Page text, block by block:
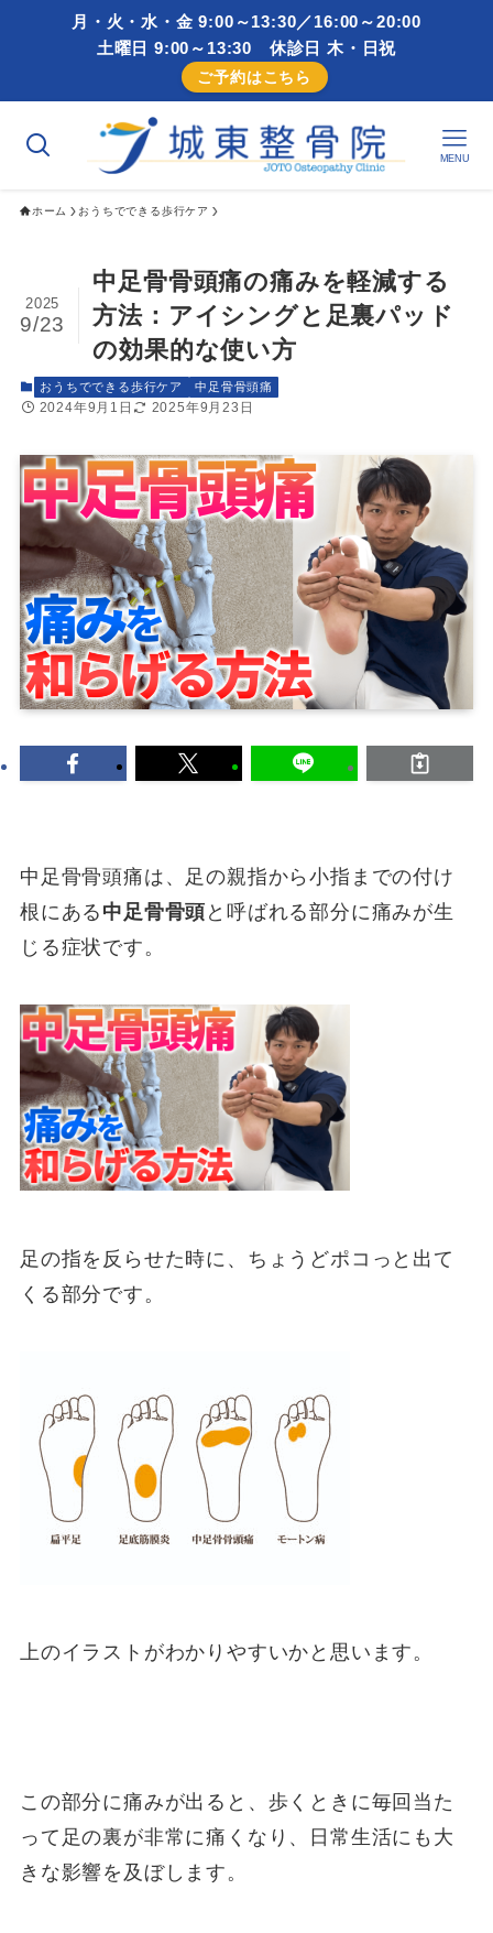
月・火・水・金 9:00～13:30／16:00～20:00
土曜日 9:00～13:30 休診日 木・日祝
ご予約はこちら
MENU
ホーム おうちでできる歩行ケア
中足骨骨頭痛の痛みを軽減する
方法：アイシングと足裏パッド
の効果的な使い方
2025
9/23
おうちでできる歩行ケア 中足骨骨頭痛
2024年9月1日 2025年9月23日
中足骨骨頭痛は、足の親指から小指までの付け
根にある 中足骨骨頭 と呼ばれる部分に痛みが生
じる症状です。
足の指を反らせた時に、ちょうどポコっと出て
くる部分です。
上のイラストがわかりやすいかと思います。
この部分に痛みが出ると、歩くときに毎回当た
って足の裏が非常に痛くなり、日常生活にも大
きな影響を及ぼします。